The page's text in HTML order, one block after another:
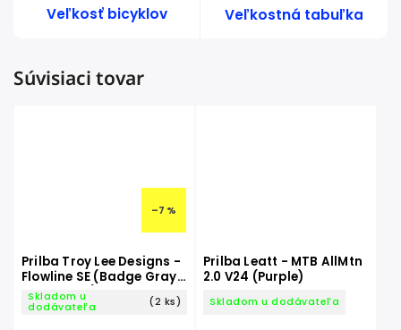
Veľkosť bicyklov Veľkostná tabuľka
Súvisiaci tovar
–7 %
Prilba Troy Lee Designs -
Flowline SE (Badge Gray /
GLO Yellow)
Skladom u
dodávateľa
(2 ks)
Prilba Leatt - MTB AllMtn
2.0 V24 (Purple)
Skladom u dodávateľa